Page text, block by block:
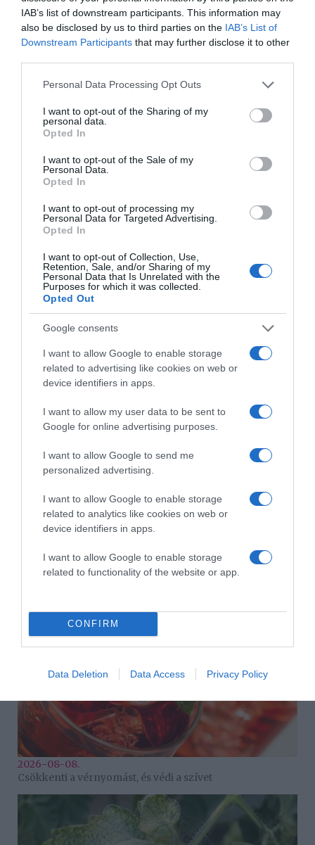
IAB’s list of downstream participants. This information may
also be disclosed by us to third parties on the IAB’s List of
Downstream Participants that may further disclose it to other
Please note that this website/app uses one or more Google
not limited to your visit or usage behaviour. You may click to
grant or deny consent to Google and its third-party tags to
use your data for below specified purposes in below Google
consent section.
Personal Data Processing Opt Outs
I want to opt-out of the Sharing of my
personal data.
Opted In
I want to opt-out of the Sale of my
Personal Data.
Opted In
I want to opt-out of processing my
Personal Data for Targeted Advertising.
Opted In
I want to opt-out of Collection, Use,
Retention, Sale, and/or Sharing of my
Personal Data that Is Unrelated with the
Purposes for which it was collected.
Opted Out
Google consents
I want to allow Google to enable storage
related to advertising like cookies on web or
device identifiers in apps.
I want to allow my user data to be sent to
Google for online advertising purposes.
I want to allow Google to send me
personalized advertising.
I want to allow Google to enable storage
related to analytics like cookies on web or
device identifiers in apps.
I want to allow Google to enable storage
related to functionality of the website or app.
CONFIRM
Data Deletion Data Access Privacy Policy
Vásároljatok be közösen, nézzetek együtt filmeket, vagy
fussatok a parkban, hiszen minél több dolgot csináltok
együtt, annál szorosabb lesz a kapcsolatotok. De
természetesen nem kell azért mindent, sőt. Hagyjatok
egymásnak kellő szabadságot is, némi énidőt, amikor
kicsit kimozdulhattok, és kicsit hiányozhattok a
köztetek, és hosszú távon kiegyensúlyozott kapcsolat.
Egy stabil párkapcsolat és a boldog közös élet nem jön
kell, mindkettőtöknek. Ehhez pedig őszinte érzelmekre
és kitartásra van szükség, de ha közös a cél, akkor
Facebook Pinterest
Címkék: párkapcsolat ,tanácsok,
stabil
párkapcsolat
Korábbi bejegyzések Következő bejegyzés
HASONLÓ BEJEGYZÉSEK
2026-08-08.
Csökkenti a vérnyomást, és védi a szívet